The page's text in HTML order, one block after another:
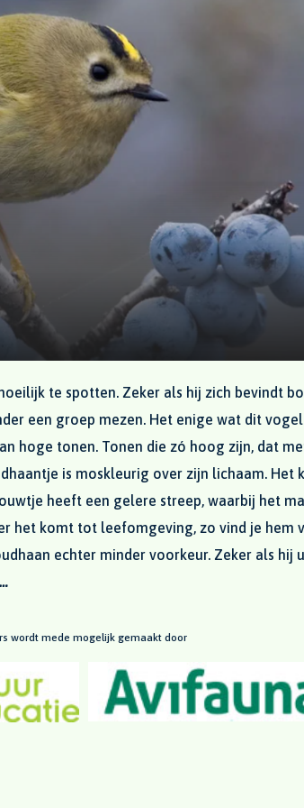
te spotten. Zeker als hij zich bevindt
een groep mezen. Het enige wat dit
hoge tonen. Tonen die zó hoog zijn, dat
is moskleurig over zijn lichaam. Het
heeft een gelere streep, waarbij het
het komt tot leefomgeving, zo vind je hem
echter minder voorkeur. Zeker als hij
wordt mede mogelijk gemaakt door